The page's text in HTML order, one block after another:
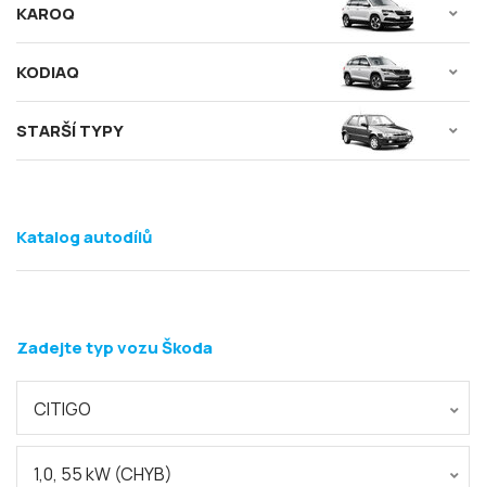
KAROQ
KODIAQ
STARŠÍ TYPY
Zadejte typ vozu Škoda
CITIGO
1,0, 55 kW (CHYB)
Katalog autodílů